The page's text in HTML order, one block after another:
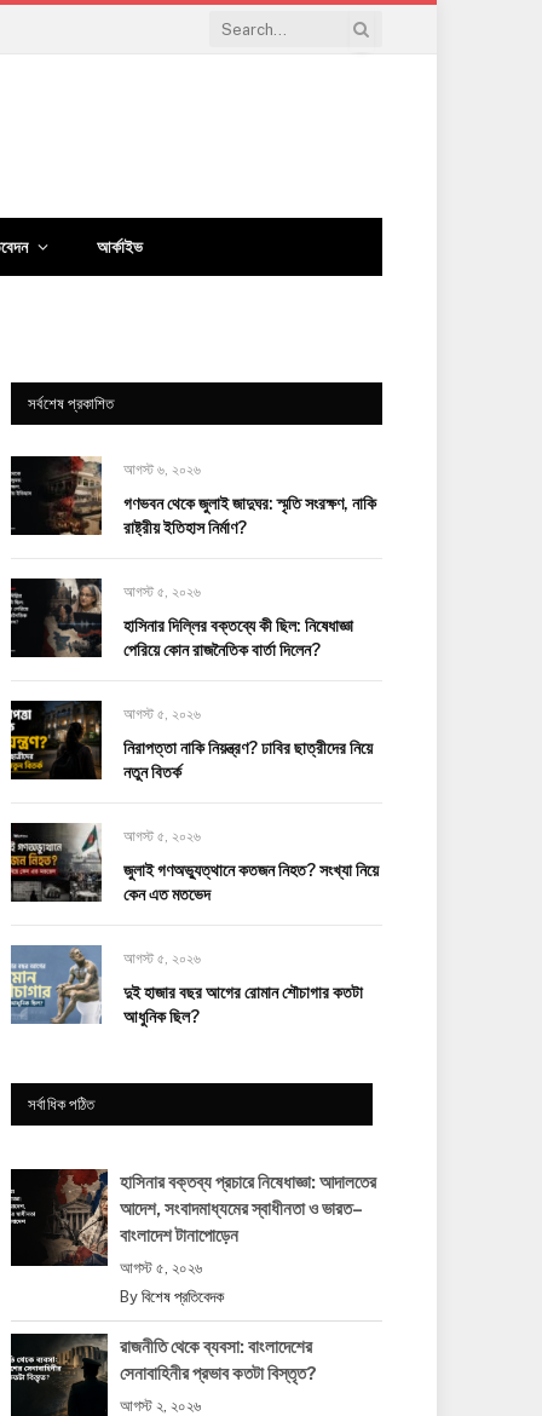
আর্কাইভ
সর্বশেষ প্রকাশিত
আগস্ট ৬, ২০২৬
গণভবন থেকে জুলাই জাদুঘর: স্মৃতি সংরক্ষণ, নাকি
রাষ্ট্রীয় ইতিহাস নির্মাণ?
আগস্ট ৫, ২০২৬
হাসিনার দিল্লির বক্তব্যে কী ছিল: নিষেধাজ্ঞা
পেরিয়ে কোন রাজনৈতিক বার্তা দিলেন?
আগস্ট ৫, ২০২৬
নিরাপত্তা নাকি নিয়ন্ত্রণ? ঢাবির ছাত্রীদের নিয়ে
নতুন বিতর্ক
আগস্ট ৫, ২০২৬
জুলাই গণঅভ্যুত্থানে কতজন নিহত? সংখ্যা নিয়ে
কেন এত মতভেদ
আগস্ট ৫, ২০২৬
দুই হাজার বছর আগের রোমান শৌচাগার কতটা
আধুনিক ছিল?
সর্বাধিক পঠিত
হাসিনার বক্তব্য প্রচারে নিষেধাজ্ঞা: আদালতের
আদেশ, সংবাদমাধ্যমের স্বাধীনতা ও ভারত–
বাংলাদেশ টানাপোড়েন
আগস্ট ৫, ২০২৬
By বিশেষ প্রতিবেদক
রাজনীতি থেকে ব্যবসা: বাংলাদেশের
সেনাবাহিনীর প্রভাব কতটা বিস্তৃত?
আগস্ট ২, ২০২৬